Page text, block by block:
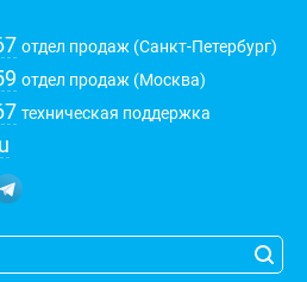
отдел продаж (Санкт-Петербург)
отдел продаж (Москва)
техническая поддержка